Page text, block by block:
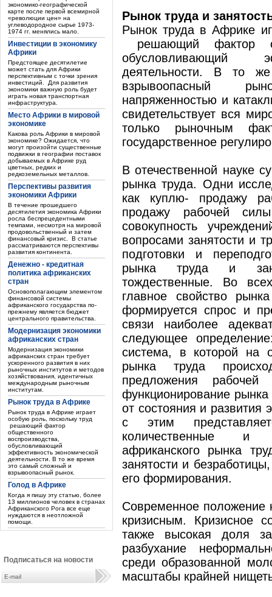
экономико-географической
карте после первой всемирной
«революции цен» на
углеводородное сырье 1973-
1974 гг. менялись мало.
Инвестиции в экономику
Африки
Предстоящее десятилетие
может стать для Африки
перспективным с точки зрения
инвестиций. Для развития
экономики важную роль будет
играть новая транспортная
инфраструктура.
Место Африки в мировой
экономике
Какова роль Африки в мировой
экономике? Ожидается, что
могут произойти существенные
подвижки в географии поставок
добываемых в Африке руд
цветных, редких и
редкоземельных металлов.
Перспективы развития
экономики Африки
В течение прошедшего
десятилетия экономика Африки
росла беспрецедентными
темпами, несмотря на мировой
продовольственный и затем
финансовый кризис. В статье
рассматриваются перспективы
развития континента.
Денежно - кредитная
политика африканских
стран
Основополагающим элементом
финансовой системы
африканского государства по-
прежнему является бюджет
центрального правительства.
Модернизация экономики
африканских стран
Модернизация экономики
африканских стран требует
ускоренного развития в них
рыночных институтов и методов
хозяйствования, идентичных
международным рыночным
институтам.
Рынок труда в Африке
Рынок труда в Африке играет
особую роль, поскольку труд
решающий фактор
общественного
воспроизводства,
обусловливающий
эффективность экономической
деятельности. В то же время
это самый сложный и
взрывоопасный рынок.
Голод в Африке
Когда я пишу эту статью, более
13 миллионов человек в странах
Африканского Рога все еще
нуждаются в неотложной
помощи.
Подписаться на новости
Рынок труда и
Рынок труда в Африке
решающий фактор
обусловливающий
деятельности. В то
взрывоопасный
напряженностью и
свидетельствует вся
только рыночным
государственное
В отечественной науке
рынка труда. Одни
как куплю- продажу
продажу рабочей
совокупность
вопросами занятости и
подготовки и
рынка труда и
тождественные. Во
главное свойство
формируется спрос и
связи наиболее
следующее
система, в которой на
рынка труда
предложения
функционирование
от состояния и развития
с этим
количественные и
африканского рынка
занятости и
его формирования.
Современное положение
кризисным. Кризисное
также высокая доля
разбухание
среди образованной
масштабы крайней